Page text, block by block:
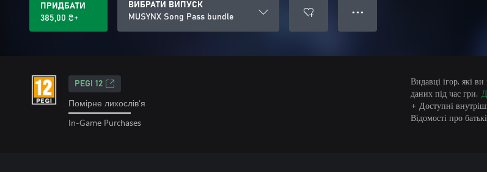
ПРИДБАТИ
385,00 ₴+
ВИБРАТИ ВИПУСК
MUSYNX Song Pass bundle
● ● ●
PEGI 12
Помірне лихослів'я
In-Game Purchases
Видавці ігор, які
даних під час гри.
+ Доступні
Відомості про